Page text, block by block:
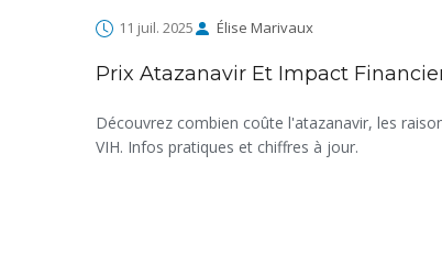
11 juil. 2025 Élise Marivaux
Prix Atazanavir Et Impact
Découvrez combien coûte l'atazanavir, les
VIH. Infos pratiques et chiffres à jour.